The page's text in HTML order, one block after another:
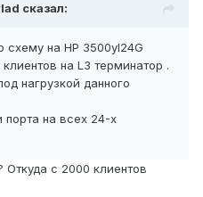
сказал:
схему на HP 3500yl24G
на L3 терминатор .
нагрузкой данного
порта на всех 24-х
с 2000 клиентов